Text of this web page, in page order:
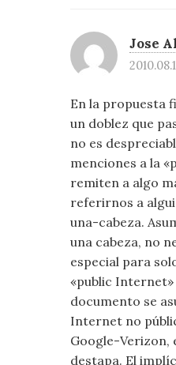
Jose
En la propuesta
un doblez que
no es
menciones a la
remiten a algo
referirnos a
una-cabeza.
una cabeza, no
especial para
«public Internet»
documento se
Internet no
Google-Verizon,
destapa. El